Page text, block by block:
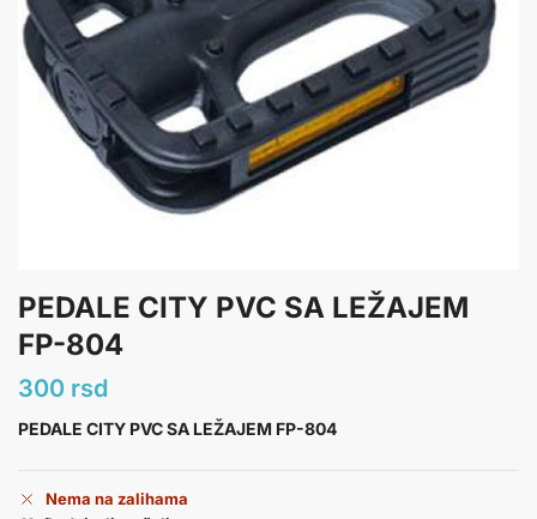
PEDALE CITY PVC SA LEŽAJEM
FP-804
300 rsd
PEDALE CITY PVC SA LEŽAJEM FP-804
Nema na zalihama